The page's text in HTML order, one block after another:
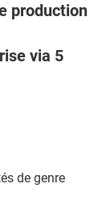
production
via 5
de genre